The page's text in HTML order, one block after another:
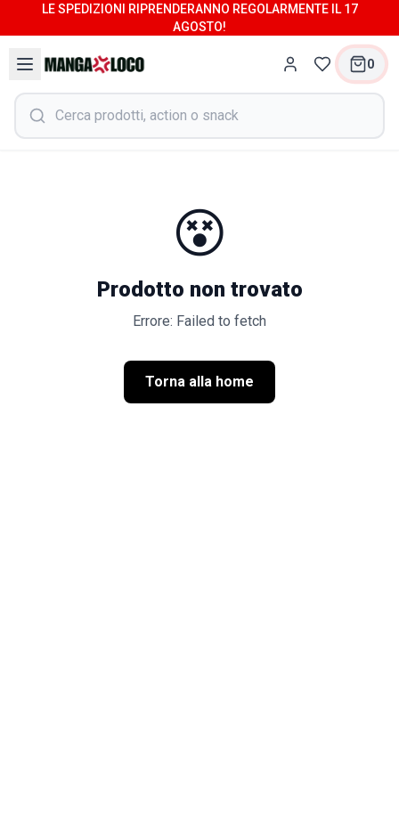
LE SPEDIZIONI RIPRENDERANNO REGOLARMENTE IL 17
AGOSTO!
0
😵
Prodotto non trovato
Errore: Failed to fetch
Torna alla home